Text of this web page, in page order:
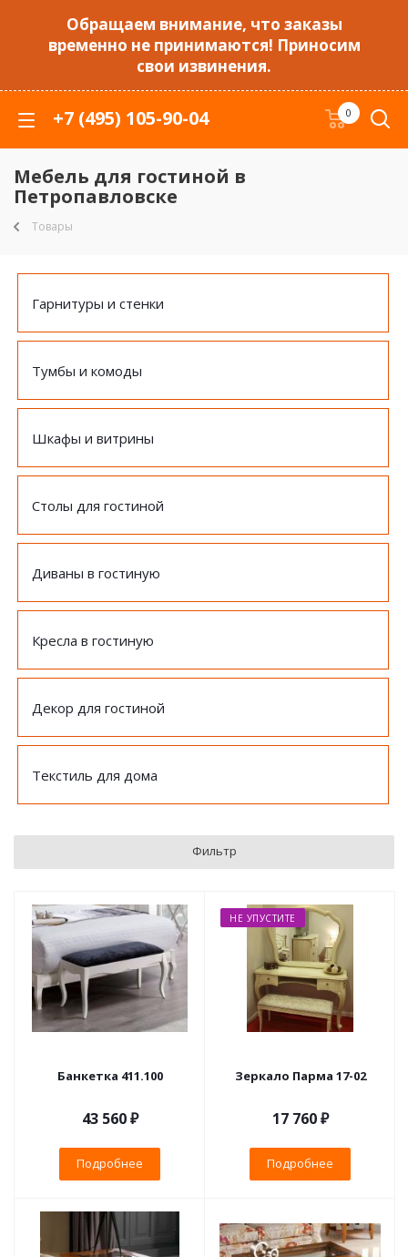
Обращаем внимание, что заказы
временно не принимаются! Приносим
свои извинения.
+7 (495) 105-90-04 0
Мебель для гостиной в
Петропавловске
Товары
Гарнитуры и стенки
Тумбы и комоды
Шкафы и витрины
Столы для гостиной
Диваны в гостиную
Кресла в гостиную
Декор для гостиной
Текстиль для дома
Фильтр
Банкетка 411.100
43 560 ₽
Подробнее
НЕ УПУСТИТЕ
Зеркало Парма 17-02
17 760 ₽
Подробнее